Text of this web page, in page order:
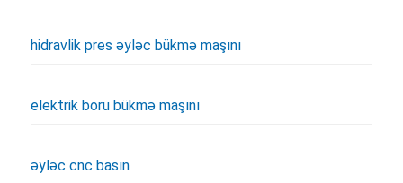
hidravlik pres əyləc bükmə maşını
elektrik boru bükmə maşını
əyləc cnc basın